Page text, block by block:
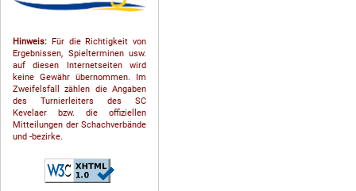
Hinweis: Für die Richtigkeit von
Ergebnissen, Spielterminen usw.
auf diesen Internetseiten wird
keine Gewähr übernommen. Im
Zweifelsfall zählen die Angaben
des Turnierleiters des SC
Kevelaer bzw. die offiziellen
Mitteilungen der Schach­ver­bände
und -bezirke.